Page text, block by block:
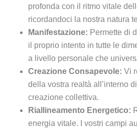
profonda con il ritmo vitale
ricordandoci la nostra natura
Manifestazione: Permette di
il proprio intento in tutte le
a livello personale che
Creazione Consapevole: Vi
della vostra realtà all’interno
creazione collettiva.
Riallineamento Energetico:
energia vitale. I vostri campi